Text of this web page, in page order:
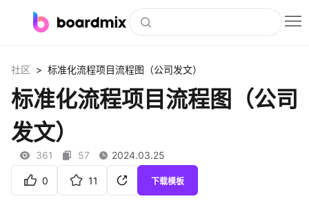
社区资源
会员
企业服务
社区 > 标准化流程项目流程图（公司发文）
标准化流程项目流程图（公司
发文）
361 57 2024.03.25
0 11 下载模板